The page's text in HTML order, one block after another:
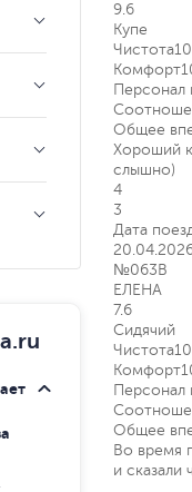
9.6
Купе
Чистота10
Комфорт
Персонал
Общее
Хороший
слышно)
4
3
Дата
№063В
ЕЛЕНА
7.6
Сидячий
Чистота10
Комфорт
Персонал
Общее
Во время
и сказали